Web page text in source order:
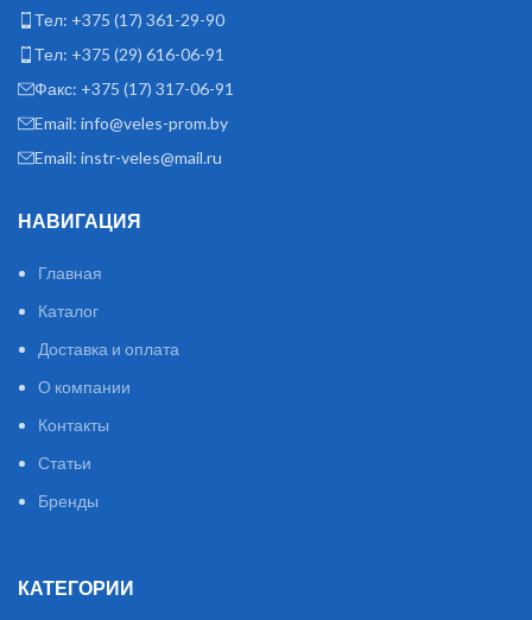
Тел: +375 (17) 361-29-90
Тел: +375 (29) 616-06-91
Факс: +375 (17) 317-06-91
Email: info@veles-prom.by
Email: instr-veles@mail.ru
НАВИГАЦИЯ
Главная
Каталог
Доставка и оплата
О компании
Контакты
Статьи
Бренды
КАТЕГОРИИ